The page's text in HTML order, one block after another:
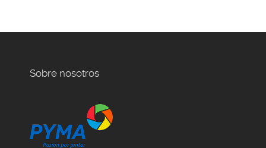
Sobre nosotros